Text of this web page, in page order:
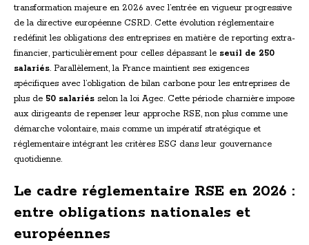
transformation majeure en 2026 avec l’entrée en vigueur progressive
de la directive européenne CSRD. Cette évolution réglementaire
redéfinit les obligations des entreprises en matière de reporting extra-
financier, particulièrement pour celles dépassant le seuil de 250
salariés. Parallèlement, la France maintient ses exigences
spécifiques avec l’obligation de bilan carbone pour les entreprises de
plus de 50 salariés selon la loi Agec. Cette période charnière impose
aux dirigeants de repenser leur approche RSE, non plus comme une
démarche volontaire, mais comme un impératif stratégique et
réglementaire intégrant les critères ESG dans leur gouvernance
quotidienne.
Le cadre réglementaire RSE en 2026 :
entre obligations nationales et
européennes